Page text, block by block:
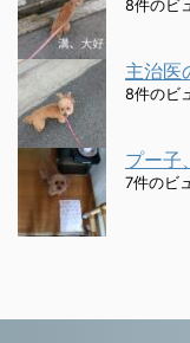
8件のビ
主治医
8件のビ
プー子
7件のビ